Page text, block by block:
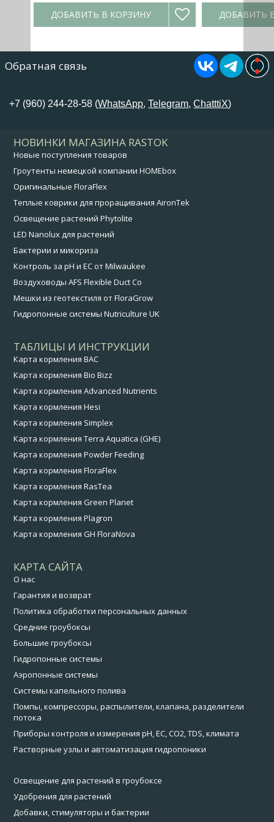
ДОБАВИТЬ В КОРЗИНУ ДОБАВИТЬ
Обратная связь
+7 (960) 244-28-58 (WhatsApp,Telegram,ChatttiX)
НОВИНКИ МАГАЗИНА RASTOK
Новые поступления товаров
Гроутенты немецкой компании HOMEbox
Оригинальные FloraFlex
Теплые коврики для проращивания AironTek
Освещение растений Phytolite
LED Nanolux для растений
Бактерии и микориза
Контроль за pH и EC от Milwaukee
Воздуховоды AFS Flexible Duct Co
Мешки из геотекстиля от FloraGrow
Гидропонные системы Nutriculture UK
ТАБЛИЦЫ И ИНСТРУКЦИИ
Карта кормления BAC
Карта кормления Bio Bizz
Карта кормления Advanced Nutrients
Карта кормления Hesi
Карта кормления Simplex
Карта кормления Terra Aquatica (GHE)
Карта кормления Powder Feeding
Карта кормления FloraFlex
Карта кормления RasTea
Карта кормления Green Planet
Карта кормления Plagron
Карта кормления GH FloraNova
КАРТА САЙТА
О нас
Гарантия и возврат
Политика обработки персональных данных
Средние гроубоксы
Большие гроубоксы
Гидропонные системы
Аэропонные системы
Системы капельного полива
Помпы, компрессоры, распылители, клапана, разделители
потока
Приборы контроля и измерения pH, EC, CO2, TDS, климата
Растворные узлы и автоматизация гидропоники
Освещение для растений в гроубоксе
Удобрения для растений
Добавки, стимуляторы и бактерии